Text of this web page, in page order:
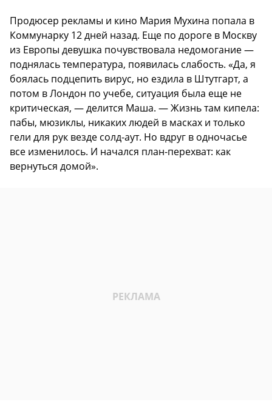
Продюсер рекламы и кино Мария Мухина попала в
Коммунарку 12 дней назад. Еще по дороге в Москву
из Европы девушка почувствовала недомогание —
поднялась температура, появилась слабость. «Да, я
боялась подцепить вирус, но ездила в Штутгарт, а
потом в Лондон по учебе, ситуация была еще не
критическая, — делится Маша. — Жизнь там кипела:
пабы, мюзиклы, никаких людей в масках и только
гели для рук везде солд-аут. Но вдруг в одночасье
все изменилось. И начался план-перехват: как
вернуться домой».